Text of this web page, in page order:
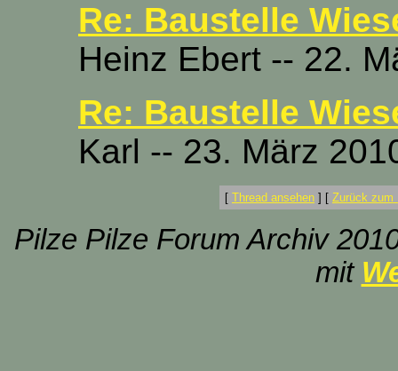
Re: Baustelle
Heinz Ebert -- 22.
Re: Baustelle
Karl -- 23. März
[ Thread ansehen ] [ Zurück zum
Pilze Pilze Forum Archiv
mit